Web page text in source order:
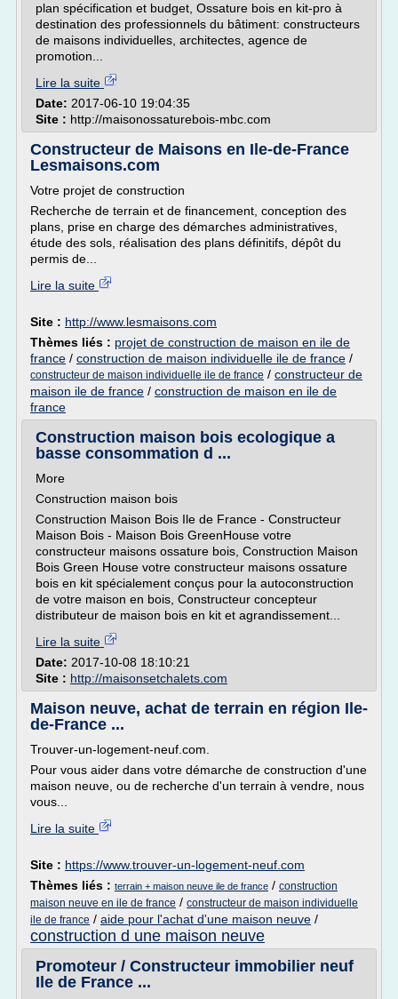
plan spécification et budget, Ossature bois en kit-pro à
destination des professionnels du bâtiment: constructeurs
de maisons individuelles, architectes, agence de
promotion...
Lire la suite
Date: 2017-06-10 19:04:35
Site : http://maisonossaturebois-mbc.com
Constructeur de Maisons en Ile-de-France
Lesmaisons.com
Votre projet de construction
Recherche de terrain et de financement, conception des
plans, prise en charge des démarches administratives,
étude des sols, réalisation des plans définitifs, dépôt du
permis de...
Lire la suite
Site : http://www.lesmaisons.com
Thèmes liés : projet de construction de maison en ile de
france / construction de maison individuelle ile de france /
constructeur de maison individuelle ile de france / constructeur de
maison ile de france / construction de maison en ile de
france
Construction maison bois ecologique a
basse consommation d ...
More
Construction maison bois
Construction Maison Bois Ile de France - Constructeur
Maison Bois - Maison Bois GreenHouse votre
constructeur maisons ossature bois, Construction Maison
Bois Green House votre constructeur maisons ossature
bois en kit spécialement conçus pour la autoconstruction
de votre maison en bois, Constructeur concepteur
distributeur de maison bois en kit et agrandissement...
Lire la suite
Date: 2017-10-08 18:10:21
Site : http://maisonsetchalets.com
Maison neuve, achat de terrain en région Ile-
de-France ...
Trouver-un-logement-neuf.com.
Pour vous aider dans votre démarche de construction d'une
maison neuve, ou de recherche d'un terrain à vendre, nous
vous...
Lire la suite
Site : https://www.trouver-un-logement-neuf.com
Thèmes liés : terrain + maison neuve ile de france / construction
maison neuve en ile de france / constructeur de maison individuelle
ile de france / aide pour l'achat d'une maison neuve /
construction d une maison neuve
Promoteur / Constructeur immobilier neuf
Ile de France ...